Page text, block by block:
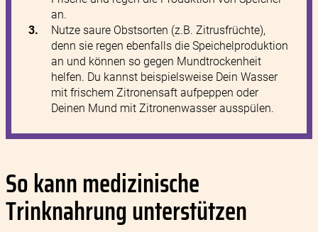
unserer Datenschutzerklärung.
an.
Nutze saure Obstsorten (z.B. Zitrusfrüchte),
denn sie regen ebenfalls die Speichelproduktion
an und können so gegen Mundtrockenheit
helfen. Du kannst beispielsweise Dein Wasser
mit frischem Zitronensaft aufpeppen oder
Deinen Mund mit Zitronenwasser ausspülen.
So kann medizinische
Trinknahrung unterstützen